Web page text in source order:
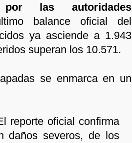
por las autoridades
balance oficial del
ya asciende a 1.943
superan los 10.571.
se enmarca en un
reporte oficial confirma
daños severos, de los